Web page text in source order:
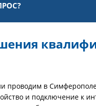
проводим в
и подключение к